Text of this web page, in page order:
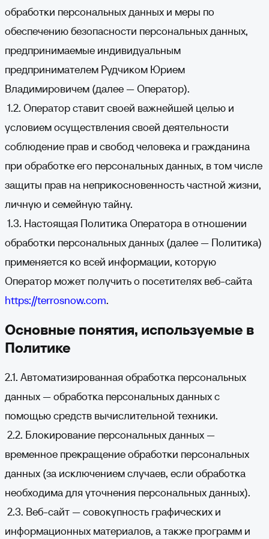
обработки персональных данных и меры по
обеспечению безопасности персональных данных,
предпринимаемые индивидуальным
предпринимателем Рудчиком Юрием
Владимировичем (далее — Оператор).
1.2. Оператор ставит своей важнейшей целью и
условием осуществления своей деятельности
соблюдение прав и свобод человека и гражданина
при обработке его персональных данных, в том числе
защиты прав на неприкосновенность частной жизни,
личную и семейную тайну.
1.3. Настоящая Политика Оператора в отношении
обработки персональных данных (далее — Политика)
применяется ко всей информации, которую
Оператор может получить о посетителях веб-сайта
https://terrosnow.com.
Основные понятия, используемые в
Политике
2.1. Автоматизированная обработка персональных
данных — обработка персональных данных с
помощью средств вычислительной техники.
2.2. Блокирование персональных данных —
временное прекращение обработки персональных
данных (за исключением случаев, если обработка
необходима для уточнения персональных данных).
2.3. Веб-сайт — совокупность графических и
информационных материалов, а также программ и